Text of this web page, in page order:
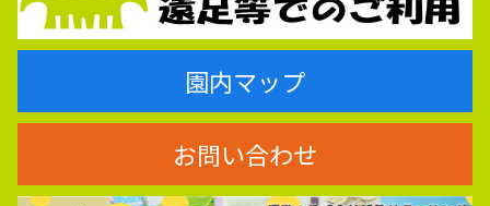
園内マップ
お問い合わせ